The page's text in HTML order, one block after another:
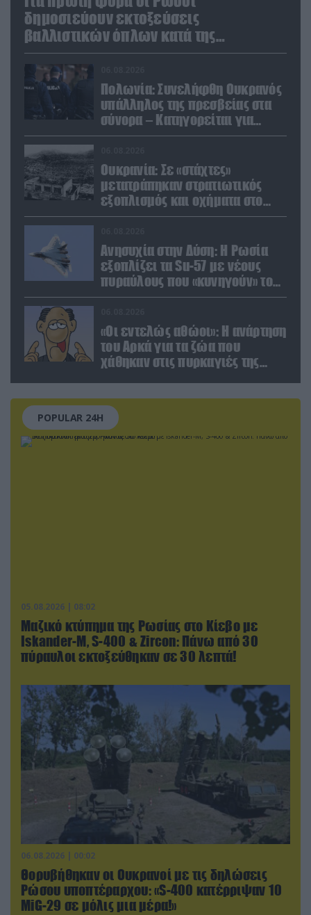
δημοσιεύουν εκτοξεύσεις
βαλλιστικών όπλων κατά της
Ουκρανίας
Πολωνία: Συνελήφθη Ουκρανός
υπάλληλος της πρεσβείας στα
σύνορα – Κατηγορείται για
μεταφορά μεγάλων ποσών και
Ουκρανία: Σε «στάχτες»
μετατράπηκαν στρατιωτικός
εξοπλισμός και οχήματα στο
Κίεβο μετά από ρωσικά
Ανησυχία στην Δύση: H Ρωσία
εξοπλίζει τα Su-57 με νέους
πυραύλους που «κυνηγούν» τον
στόχο μέσα από παρεμβολές!
«Οι εντελώς αθώοι»: Η ανάρτηση
του Αρκά για τα ζώα που
χάθηκαν στις πυρκαγιές της
POPULAR 24H
05.08.2026 | 08:02
Μαζικό κτύπημα της Ρωσίας στο Κίεβο με
Iskander-Μ, S-400 & Zircon: Πάνω από 30
πύραυλοι εκτοξεύθηκαν σε 30 λεπτά!
06.08.2026 | 00:02
Θορυβήθηκαν οι Ουκρανοί με τις δηλώσεις
Ρώσου υποπτέραρχου: «S-400 κατέρριψαν 10
MiG-29 σε μόλις μια μέρα!»